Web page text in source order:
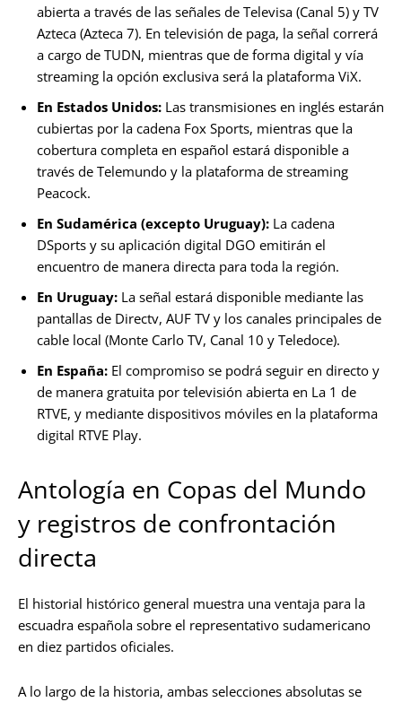
abierta a través de las señales de Televisa (Canal 5) y TV
Azteca (Azteca 7). En televisión de paga, la señal correrá
a cargo de TUDN, mientras que de forma digital y vía
streaming la opción exclusiva será la plataforma ViX.
En Estados Unidos: Las transmisiones en inglés estarán
cubiertas por la cadena Fox Sports, mientras que la
cobertura completa en español estará disponible a
través de Telemundo y la plataforma de streaming
Peacock.
En Sudamérica (excepto Uruguay): La cadena
DSports y su aplicación digital DGO emitirán el
encuentro de manera directa para toda la región.
En Uruguay: La señal estará disponible mediante las
pantallas de Directv, AUF TV y los canales principales de
cable local (Monte Carlo TV, Canal 10 y Teledoce).
En España: El compromiso se podrá seguir en directo y
de manera gratuita por televisión abierta en La 1 de
RTVE, y mediante dispositivos móviles en la plataforma
digital RTVE Play.
Antología en Copas del Mundo
y registros de confrontación
directa
El historial histórico general muestra una ventaja para la
escuadra española sobre el representativo sudamericano
en diez partidos oficiales.
A lo largo de la historia, ambas selecciones absolutas se